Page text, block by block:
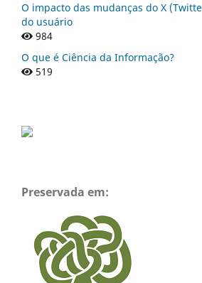
O impacto das mudanças do X
do usuário
984
O que é Ciência da Informação?
519
Preservada em: